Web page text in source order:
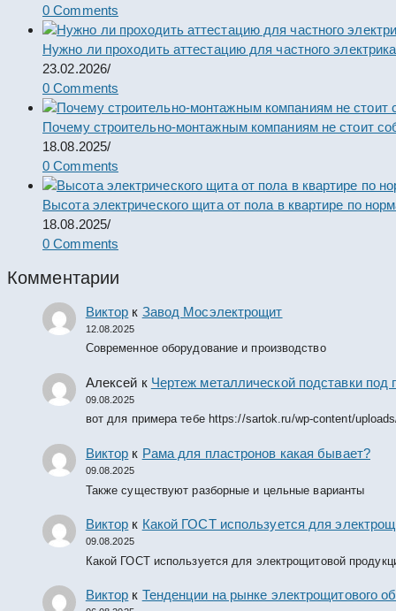
0 Comments
Нужно ли проходить аттестацию для частного
23.02.2026/
0 Comments
Почему строительно-монтажным компаниям не стоит
18.08.2025/
0 Comments
Высота электрического щита от пола в квартире по
18.08.2025/
0 Comments
Комментарии
Виктор к Завод Мосэлектрощит
12.08.2025
Современное оборудование и производство
Алексей к Чертеж металлической подставки
09.08.2025
вот для примера тебе https://sartok.ru/wp-content/
Виктор к Рама для пластронов какая бывает?
09.08.2025
Также существуют разборные и цельные варианты
Виктор к Какой ГОСТ используется для
09.08.2025
Какой ГОСТ используется для электрощитовой
Виктор к Тенденции на рынке электрощитового